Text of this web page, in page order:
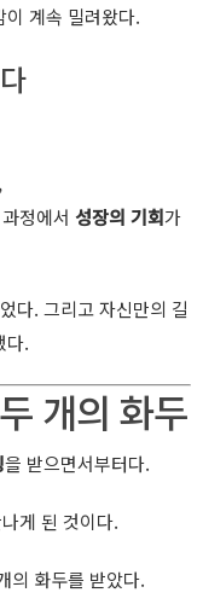
계속 밀려왔다.
정에서 성장의 기회가
다. 그리고 자신만의 길
다.
개의 화두
을 받으면서부터다.
게 된 것이다.
의 화두를 받았다.